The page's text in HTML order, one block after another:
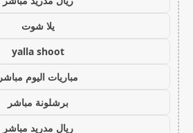
يلا شوت
yalla shoot
مباريات اليوم مباشر
برشلونة مباشر
ريال مدريد مباشر